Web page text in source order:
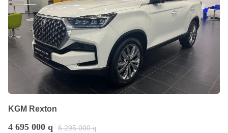
KGM Rexton
4 695 000 q 6 295 000 q